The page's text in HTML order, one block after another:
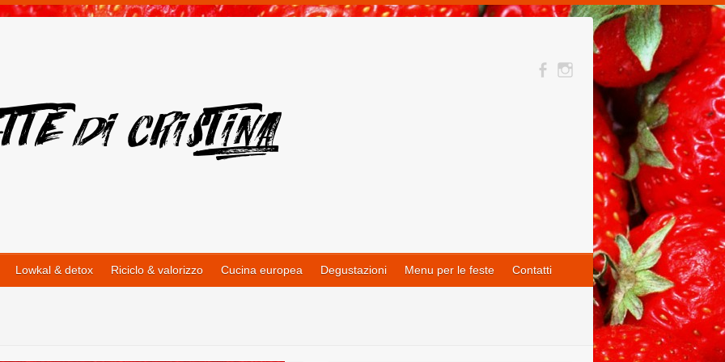
Lowkal & detox Riciclo & valorizzo Cucina europea Degustazioni Menu per le feste Contatti